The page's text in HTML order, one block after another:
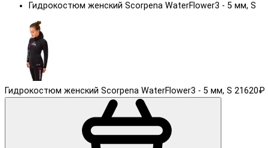
Гидрокостюм женский Scorpena WaterFlower3 - 5 мм, S
Гидрокостюм женский Scorpena WaterFlower3 - 5 мм, S 21620₽